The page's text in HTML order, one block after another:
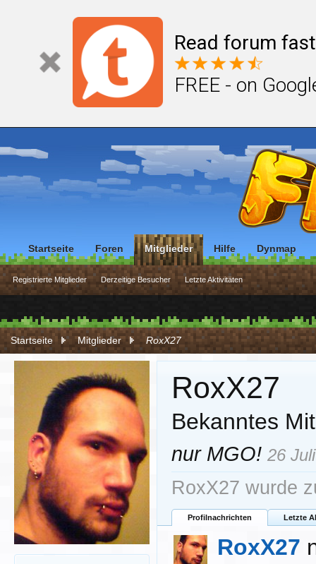
Read forum
FREE - on
Startseite Mitglieder RoxX27
RoxX27
Bekanntes
nur MGO! 26
RoxX27 wurde
Profilnachrichten Letzte
RoxX27
Startseite Foren Mitglieder
Registrierte Mitglieder Derzeitige Besucher Letzte Aktivitäten
Hilfe Dynmap